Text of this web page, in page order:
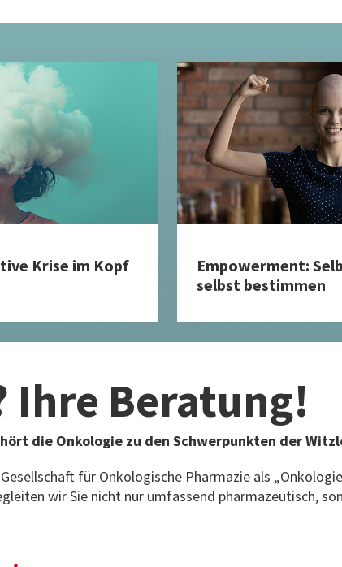
Krise im Kopf
Empowerment:
selbst bestimmen
Ihre Beratung!
die Onkologie zu den Schwerpunkten der
für Onkologische Pharmazie als
wir Sie nicht nur umfassend pharmazeutisch,